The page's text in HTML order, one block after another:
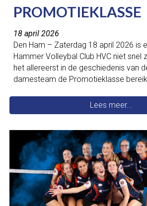
PROMOTIEKLASSE
18 april 2026
Den Ham – Zaterdag 18 april 2026 is
Hammer Volleybal Club HVC niet snel
het allereerst in de geschiedenis van
damesteam de Promotieklasse
Lees meer...